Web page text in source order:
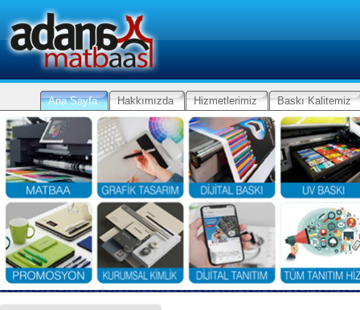
Ana Sayfa Hakkımızda Hizmetlerimiz Baskı Kalitemiz